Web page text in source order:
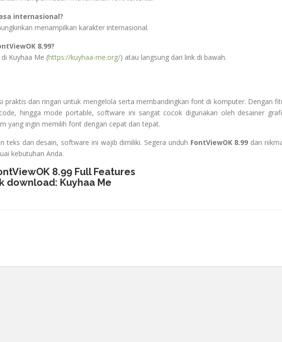
internasional?
menampilkan karakter internasional.
8.99?
Kuyhaa Me (https://kuyhaa-me.org/) atau langsung dari link di bawah.
praktis dan ringan untuk mengelola serta membandingkan font di komputer. Dengan
hingga mode portable, software ini sangat cocok digunakan oleh desainer
yang ingin memilih font dengan cepat dan tepat.
teks dan desain, software ini wajib dimiliki. Segera unduh FontViewOK 8.99 dan
kebutuhan Anda.
8.99 Full Features
download: Kuyhaa Me